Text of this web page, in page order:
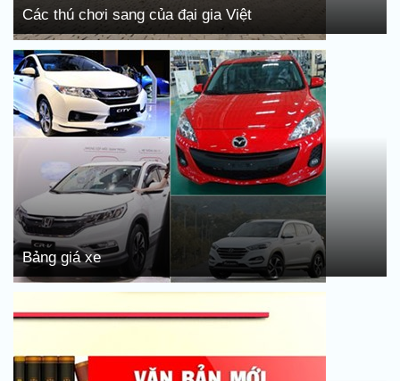
Các thú chơi sang của đại gia Việt
Bảng giá xe